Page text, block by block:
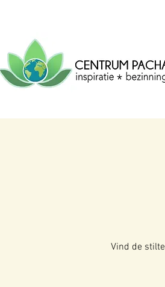
CENTRUM
PACHA
MAMA Centrum voor inspiratie,
creatie.
Vind de